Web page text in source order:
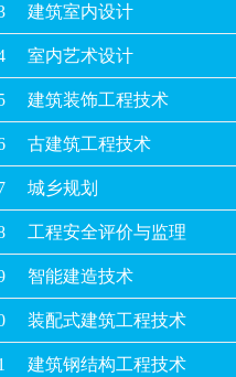
建筑室内设计
室内艺术设计
建筑装饰工程技术
古建筑工程技术
城乡规划
工程安全评价与监理
智能建造技术
装配式建筑工程技术
建筑钢结构工程技术